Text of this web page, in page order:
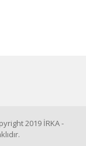
2019 İRKA -